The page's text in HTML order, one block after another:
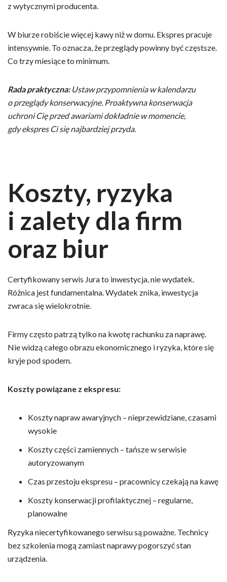
z wytycznymi producenta.
W biurze robiście więcej kawy niż w domu. Ekspres pracuje
intensywnie. To oznacza, że przeglądy powinny być częstsze.
Co trzy miesiące to minimum.
Rada praktyczna: Ustaw przypomnienia w kalendarzu
o przeglądy konserwacyjne. Proaktywna konserwacja
uchroni Cię przed awariami dokładnie w momencie,
gdy ekspres Ci się najbardziej przyda.
Koszty, ryzyka
i zalety dla firm
oraz biur
Certyfikowany serwis Jura to inwestycja, nie wydatek.
Różnica jest fundamentalna. Wydatek znika, inwestycja
zwraca się wielokrotnie.
Firmy często patrzą tylko na kwotę rachunku za naprawę.
Nie widzą całego obrazu ekonomicznego i ryzyka, które się
kryje pod spodem.
Koszty powiązane z ekspresu:
Koszty napraw awaryjnych – nieprzewidziane, czasami
wysokie
Koszty części zamiennych – tańsze w serwisie
autoryzowanym
Czas przestoju ekspresu – pracownicy czekają na kawę
Koszty konserwacji profilaktycznej – regularne,
planowalne
Ryzyka niecertyfikowanego serwisu są poważne. Technicy
bez szkolenia mogą zamiast naprawy pogorszyć stan
urządzenia.